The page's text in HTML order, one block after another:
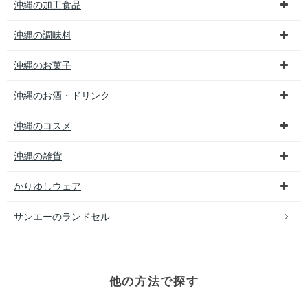
沖縄の加工食品
沖縄の調味料
沖縄のお菓子
沖縄のお酒・ドリンク
沖縄のコスメ
沖縄の雑貨
かりゆしウェア
サンエーのランドセル
他の方法で探す